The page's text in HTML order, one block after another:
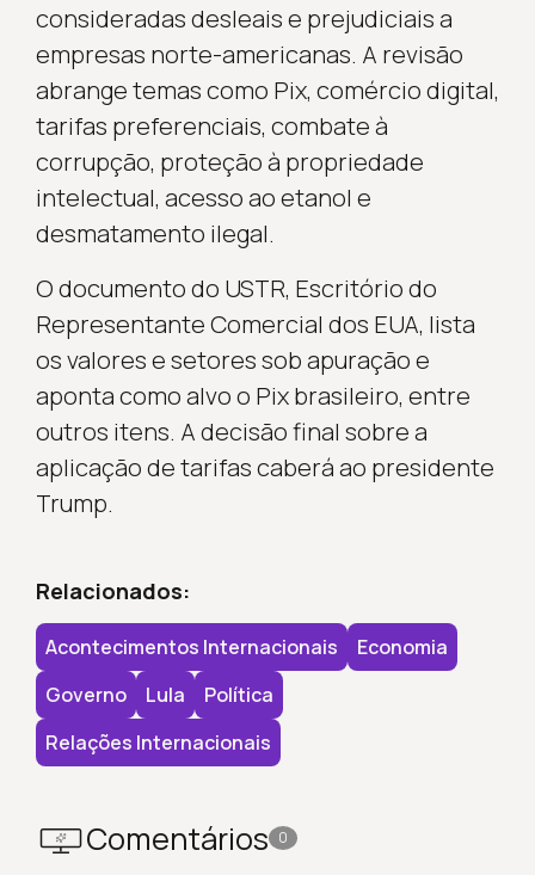
consideradas desleais e prejudiciais a
empresas norte-americanas. A revisão
abrange temas como Pix, comércio digital,
tarifas preferenciais, combate à
corrupção, proteção à propriedade
intelectual, acesso ao etanol e
desmatamento ilegal.
O documento do USTR, Escritório do
Representante Comercial dos EUA, lista
os valores e setores sob apuração e
aponta como alvo o Pix brasileiro, entre
outros itens. A decisão final sobre a
aplicação de tarifas caberá ao presidente
Trump.
Relacionados:
Acontecimentos Internacionais
Economia
Governo
Lula
Política
Relações Internacionais
Comentários 0